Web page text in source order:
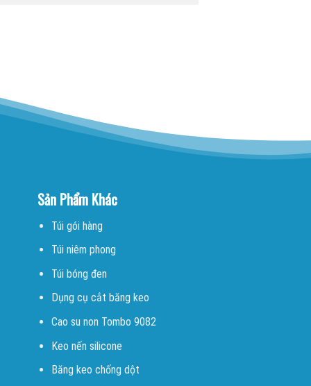
Sản Phẩm Khác
Túi gói hàng
Túi niêm phong
Túi bóng đen
Dụng cụ cắt băng keo
Cao su non Tombo 9082
Keo nến silicone
Băng keo chống dột